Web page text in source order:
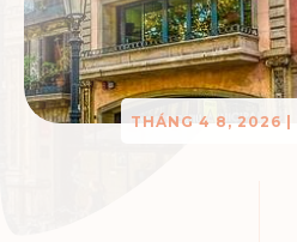
THÁNG 4 8, 2026